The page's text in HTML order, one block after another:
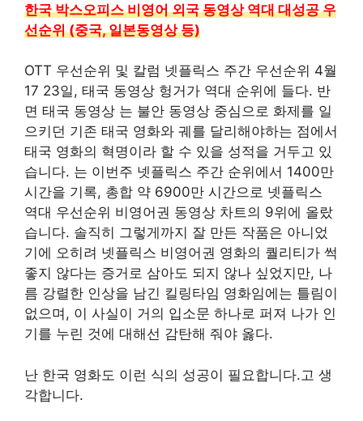
한국 박스오피스 비영어 외국 동영상 역대 대성공 우
선순위 (중국, 일본동영상 등)
OTT 우선순위 및 칼럼 넷플릭스 주간 우선순위 4월
17 23일, 태국 동영상 헝거가 역대 순위에 들다. 반
면 태국 동영상 는 불안 동영상 중심으로 화제를 일
으키던 기존 태국 영화와 궤를 달리해야하는 점에서
태국 영화의 혁명이라 할 수 있을 성적을 거두고 있
습니다. 는 이번주 넷플릭스 주간 순위에서 1400만
시간을 기록, 총합 약 6900만 시간으로 넷플릭스
역대 우선순위 비영어권 동영상 차트의 9위에 올랐
습니다. 솔직히 그렇게까지 잘 만든 작품은 아니었
기에 오히려 넷플릭스 비영어권 영화의 퀄리티가 썩
좋지 않다는 증거로 삼아도 되지 않나 싶었지만, 나
름 강렬한 인상을 남긴 킬링타임 영화임에는 틀림이
없으며, 이 사실이 거의 입소문 하나로 퍼져 나가 인
기를 누린 것에 대해선 감탄해 줘야 옳다.
난 한국 영화도 이런 식의 성공이 필요합니다.고 생
각합니다.